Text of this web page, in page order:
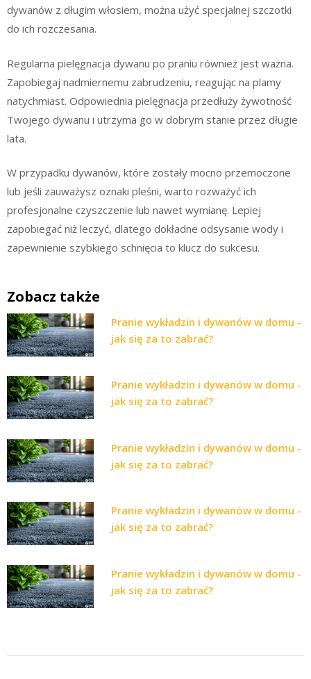
dywanów z długim włosiem, można użyć specjalnej szczotki
do ich rozczesania.
Regularna pielęgnacja dywanu po praniu również jest ważna.
Zapobiegaj nadmiernemu zabrudzeniu, reagując na plamy
natychmiast. Odpowiednia pielęgnacja przedłuży żywotność
Twojego dywanu i utrzyma go w dobrym stanie przez długie
lata.
W przypadku dywanów, które zostały mocno przemoczone
lub jeśli zauważysz oznaki pleśni, warto rozważyć ich
profesjonalne czyszczenie lub nawet wymianę. Lepiej
zapobiegać niż leczyć, dlatego dokładne odsysanie wody i
zapewnienie szybkiego schnięcia to klucz do sukcesu.
Zobacz także
Pranie wykładzin i dywanów w domu -
jak się za to zabrać?
Pranie wykładzin i dywanów w domu -
jak się za to zabrać?
Pranie wykładzin i dywanów w domu -
jak się za to zabrać?
Pranie wykładzin i dywanów w domu -
jak się za to zabrać?
Pranie wykładzin i dywanów w domu -
jak się za to zabrać?